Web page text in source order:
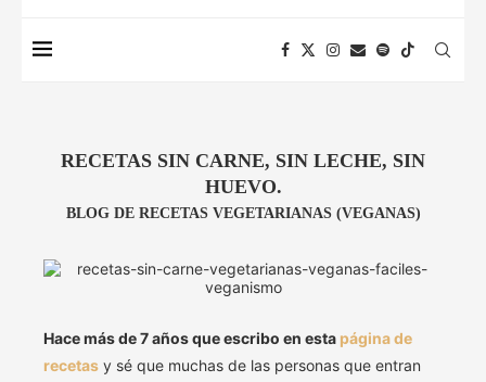
RECETAS SIN CARNE, SIN LECHE, SIN
HUEVO.
BLOG DE RECETAS VEGETARIANAS (VEGANAS)
Hace más de 7 años que escribo en esta página de
recetas y sé que muchas de las personas que entran